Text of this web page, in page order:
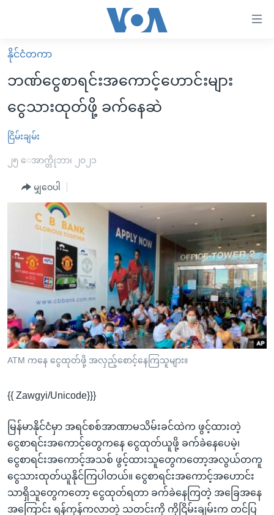
လွယ်ကူ
စေ
Link
များ
ပင်မ
ပင်မ
စာမျက်နှာ
သို့
ကျော်
ကြည့်
ရှာဖွေ
နေရာ
သို့
ကျော်
ရန်
မူလစာမျက်နှာ
မြန်မာ
ကမ္ဘာ့သတင်းများ
နိုင်ငံတကာ
အစ္စရေး-ပါလက်စတိုင်း
ဗွီဒီယို
အင်္ဂလိပ်စာလေ့လာမယ်
အမေရိကန်သုံးအီဒီယံ
မကြေးမုံရဲ့ အင်္ဂလိပ်စာ
ရုပ်ရှင်ထဲက အင်္ဂလိပ်စာ
သုတပဒေသာ အင်္ဂလိပ်စာ
အပတ်စဉ်ကဏ္ဍများ
တီဗွီ
ရေဒီယိုနှင့်ရုပ်သံ အချက်အလက်များ
ရေဒီယို/တီဗွီအစီအစဉ်
Learning English
ဗွီအိုအေ လူမှုကွန်ယက်များ
နိုင်ငံတကာ
ဘဏ်ငွေစာရင်းအကောင့်ဟောင်းများ
ငွေသားထုတ်ဖို့ ခက်နေဆဲ
ငြိမ်းချမ်း
၂၅ ေအာက္တိုဘာ၊ ၂၀၂၁
မျှဝေပါ
ATM ကနေ ငွေထုတ်ဖို့ အလှည့်စောင့်နေကြသူများ။
{{ Zawgyi/Unicode}}}
မြန်မာနိုင်ငံမှာ အရင်စစ်အာဏာမသိမ်းခင်ထဲက ဖွင့်ထားတဲ့
ငွေစာရင်းအကောင့်တွေကနေ ငွေထုတ်ယူဖို့ ခက်ခဲနေပေမဲ့၊
ငွေစာရင်းအကောင့်အသစ် ဖွင့်ထားသူတွေကတော့အလွယ်တကူ
ငွေသားထုတ်ယူနိုင်ကြပါတယ်။ ငွေစာရင်းအကောင့်အဟောင်း
သာရှိသူတွေကတော့ ငွေထုတ်ရတာ ခက်ခဲနေကြတဲ့ အခြေအနေ
အကြောင်း ရန်ကုန်ကလာတဲ့ သတင်းကို ကိုငြိမ်းချမ်းက တင်ပြ